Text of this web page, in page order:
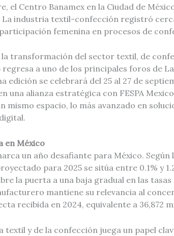
el Centro Banamex en la Ciudad de
industria textil-confección registró
femenina en procesos de
la transformación del sector textil, de
regresa a uno de los principales foros de
edición se celebrará del 25 al 27 de
una alianza estratégica con FESPA
mismo espacio, lo más avanzado en
en México
un año desafiante para México. Según
para 2025 se sitúa entre 0.1% y
la puerta a una baja gradual en las
mantiene su relevancia al
recibida en 2024, equivalente a 36,872
textil y de la confección juega un papel